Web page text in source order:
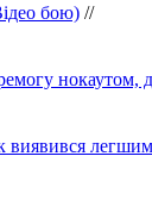
бою) //
нокаутом,
легшим